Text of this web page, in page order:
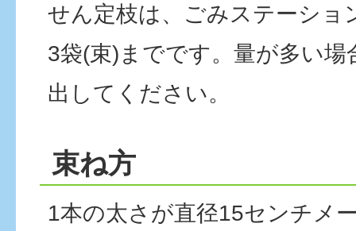
せん定枝は、ごみステーショ
3袋(束)までです。量が多い場
出してください。
束ね方
1本の太さが直径15センチメ